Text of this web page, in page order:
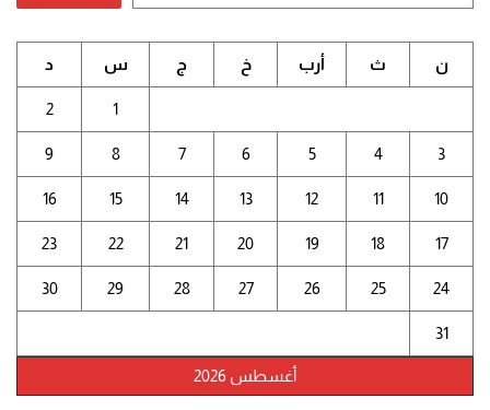
أغسطس 2026
ن ث أرب خ ج س د
1
2
3
4
5
6
7
8
9
10
11
12
13
14
15
16
17
18
19
20
21
22
23
24
25
26
27
28
29
30
31